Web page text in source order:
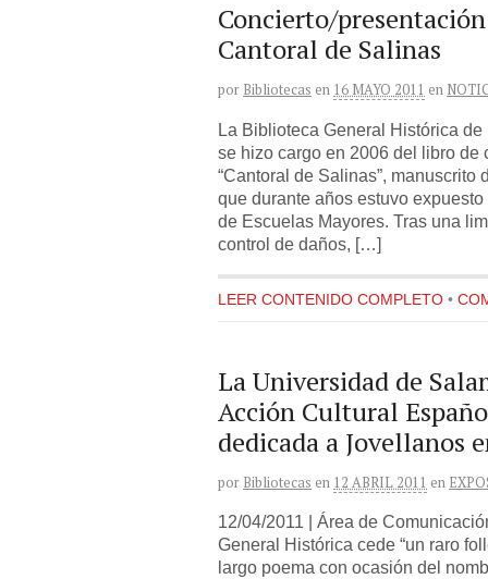
Concierto/
Cantoral de Salinas
por Bibliotecas en 16 MAYO 2011 en
La Biblioteca General Histórica
se hizo cargo en 2006 del libro de
“Cantoral de Salinas”, manuscrito
que durante años estuvo
de Escuelas Mayores. Tras una
control de daños, […]
LEER CONTENIDO COMPLETO •
La Universidad de
Acción Cultural
dedicada a Jovellanos
por Bibliotecas en 12 ABRIL 2011 en
12/04/2011 | Área de
General Histórica cede “un raro
largo poema con ocasión del